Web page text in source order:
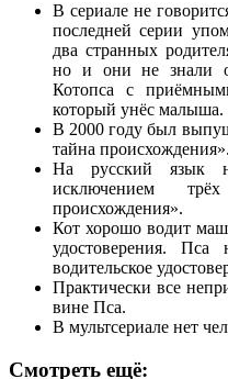
В сериале не
последней серии
два странных
но и они не знали
Котопса с
который унёс малыша.
В 2000 году был
тайна происхождения».
На русский язык
исключением
происхождения».
Кот хорошо водит
удостоверения.
водительское
Практически все
вине Пса.
В мультсериале нет
Смотреть ещё: